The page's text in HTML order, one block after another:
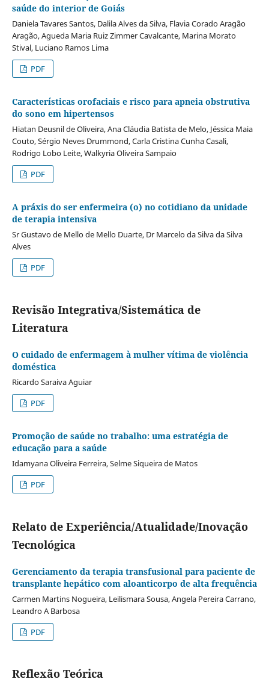
saúde do interior de Goiás
Daniela Tavares Santos, Dalila Alves da Silva, Flavia Corado Aragão
Aragão, Agueda Maria Ruiz Zimmer Cavalcante, Marina Morato
Stival, Luciano Ramos Lima
PDF
Características orofaciais e risco para apneia obstrutiva
do sono em hipertensos
Hiatan Deusnil de Oliveira, Ana Cláudia Batista de Melo, Jéssica Maia
Couto, Sérgio Neves Drummond, Carla Cristina Cunha Casali,
Rodrigo Lobo Leite, Walkyria Oliveira Sampaio
PDF
A práxis do ser enfermeira (o) no cotidiano da unidade
de terapia intensiva
Sr Gustavo de Mello de Mello Duarte, Dr Marcelo da Silva da Silva
Alves
PDF
Revisão Integrativa/Sistemática de
Literatura
O cuidado de enfermagem à mulher vítima de violência
doméstica
Ricardo Saraiva Aguiar
PDF
Promoção de saúde no trabalho: uma estratégia de
educação para a saúde
Idamyana Oliveira Ferreira, Selme Siqueira de Matos
PDF
Relato de Experiência/Atualidade/Inovação
Tecnológica
Gerenciamento da terapia transfusional para paciente de
transplante hepático com aloanticorpo de alta frequência
Carmen Martins Nogueira, Leilismara Sousa, Angela Pereira Carrano,
Leandro A Barbosa
PDF
Reflexão Teórica